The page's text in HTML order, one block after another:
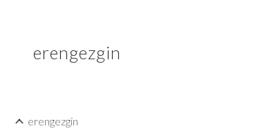
erengezgin
erengezgin